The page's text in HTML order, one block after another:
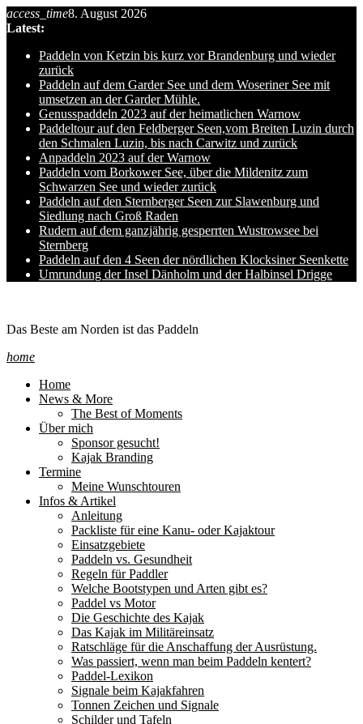
Skip
to
content
access_time8. August 2026
Latest:
Paddeln von Ketzin bis kurz vor Brandenburg und wieder
zurück
Paddeln auf dem Garder See und dem Woseriner See mit
umsetzen an der Garder Mühle.
Genusspaddeln 2023 auf der heimatlichen Warnow
Paddeltour auf den Feldberger Seen,vom Breiten Luzin durch
den Schmalen Luzin, bis nach Carwitz und zurück
Anpaddeln 2023 auf der Warnow
Paddeln vom Borkower See, über die Mildenitz zum
Schwarzen See und wieder zurück
Paddeln auf den Sternberger Seen zur Slawenburg und
Siedlung nach Groß Raden
Rudern auf dem ganzjährig gesperrten Wustrowsee bei
Sternberg
Paddeln auf den 4 Seen der nördlichen Klocksiner Seenkette
Umrundung der Insel Dänholm und der Halbinsel Drigge
Das Beste am Norden ist das Paddeln
home
Home
News & More
The Best of Moments
Über mich
Sponsor gesucht!
Kajak Branding
Termine
Meine Wunschtouren
Infos & Artikel
Anleitung
Packliste für eine Kanu- oder Kajaktour
Einsatzgebiete
Paddeln vs. Gesundheit
Regeln für Paddler
Welche Bootstypen und Arten gibt es?
Paddel vs Motor
Die Geschichte des Kajak
Das Kajak im Militäreinsatz
Ratschläge für die Anschaffung der Ausrüstung.
Was passiert, wenn man beim Paddeln kentert?
Paddel-Lexikon
Signale beim Kajakfahren
Tonnen Zeichen und Signale
Schilder und Tafeln